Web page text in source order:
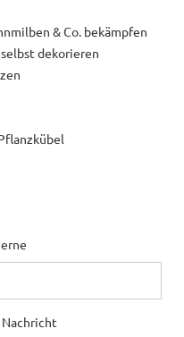
& Co. bekämpfen
dekorieren